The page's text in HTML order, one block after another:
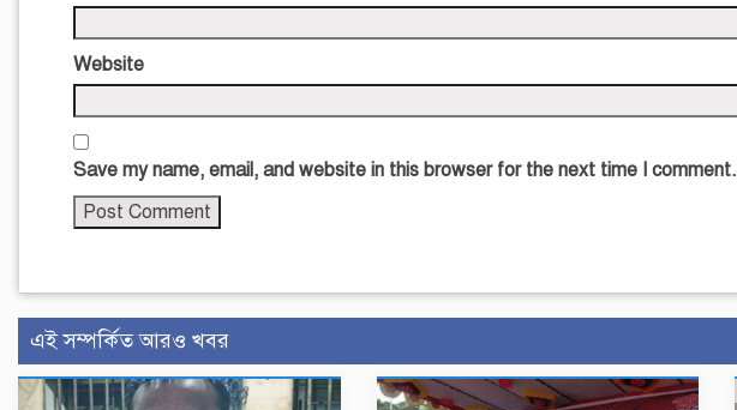
Website
Save my name, email, and website in this browser for the next time I comment.
এই সম্পর্কিত আরও খবর